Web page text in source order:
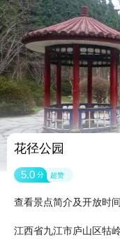
花径公园
5.0 分 超赞
查看景点简介及开放时间
江西省九江市庐山区牯
